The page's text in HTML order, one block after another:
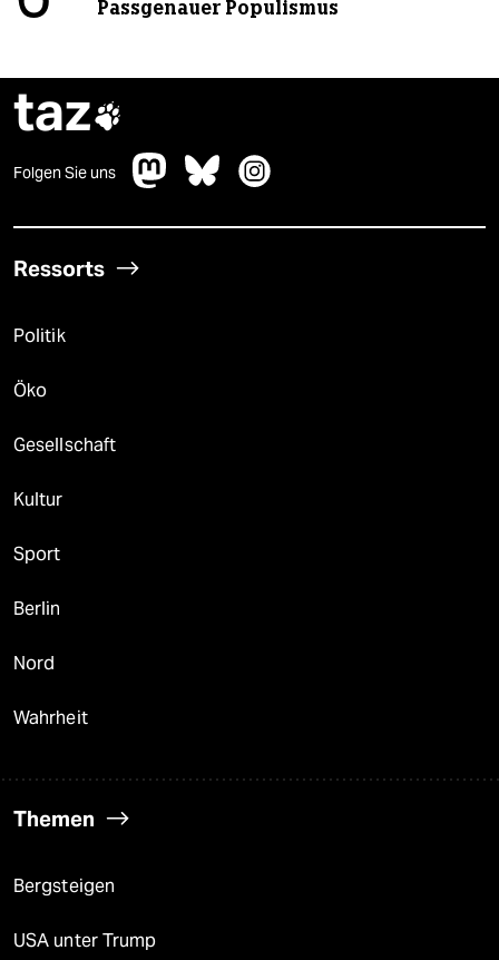
Passgenauer Populismus
taz
Folgen Sie uns
Ressorts
Politik
Öko
Gesellschaft
Kultur
Sport
Berlin
Nord
Wahrheit
Themen
Bergsteigen
USA unter Trump